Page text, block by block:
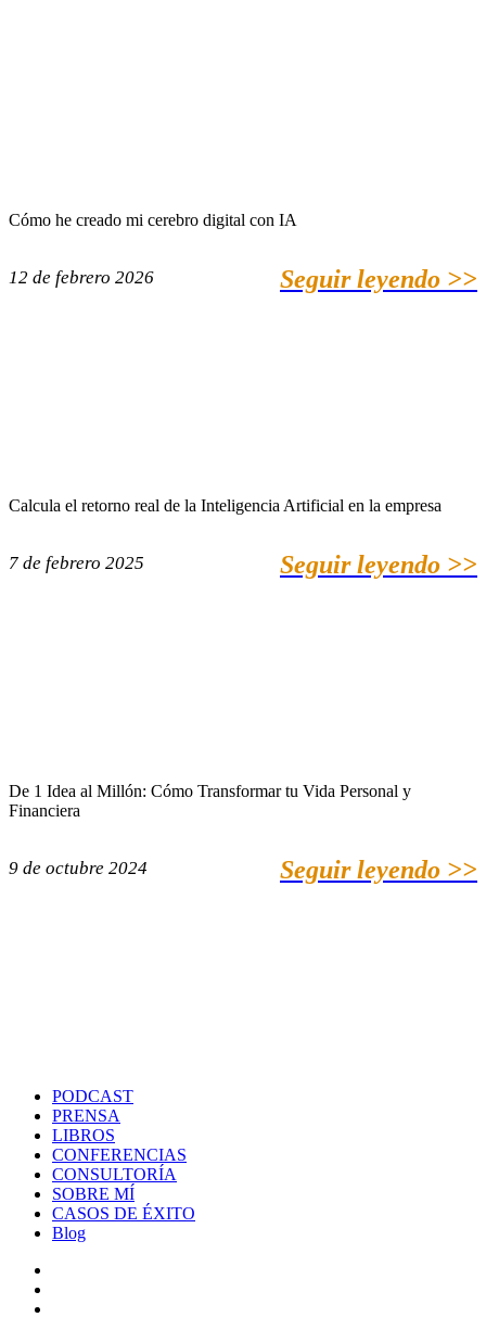
Cómo he creado mi cerebro digital con IA
12 de febrero 2026 Seguir leyendo >>
Calcula el retorno real de la Inteligencia Artificial en la empresa
7 de febrero 2025 Seguir leyendo >>
De 1 Idea al Millón: Cómo Transformar tu Vida Personal y
Financiera
9 de octubre 2024 Seguir leyendo >>
PODCAST
PRENSA
LIBROS
CONFERENCIAS
CONSULTORÍA
SOBRE MÍ
CASOS DE ÉXITO
Blog